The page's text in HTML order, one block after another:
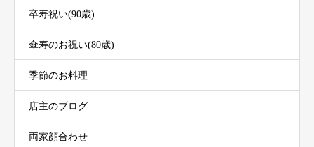
卒寿祝い(90歳)
傘寿のお祝い(80歳)
季節のお料理
店主のブログ
両家顔合わせ